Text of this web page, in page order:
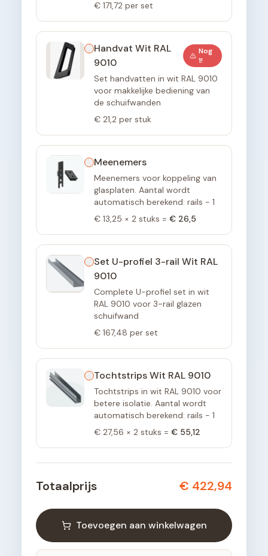
€ 171,72 per set
Handvat Wit RAL
9010
Nog
1!
Set handvatten in wit RAL 9010
voor makkelijke bediening van
de schuifwanden
€ 21,2 per stuk
Meenemers
Meenemers voor koppeling van
glasplaten. Aantal wordt
automatisch berekend: rails - 1
€ 13,25 × 2 stuks = € 26,5
Set U-profiel 3-rail Wit RAL
9010
Complete U-profiel set in wit
RAL 9010 voor 3-rail glazen
schuifwand
€ 167,48 per set
Tochtstrips Wit RAL 9010
Tochtstrips in wit RAL 9010 voor
betere isolatie. Aantal wordt
automatisch berekend: rails - 1
€ 27,56 × 2 stuks = € 55,12
Totaalprijs € 422,94
Toevoegen aan winkelwagen